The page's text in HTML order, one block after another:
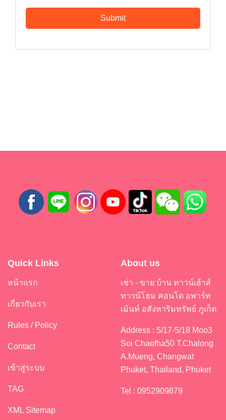
Quick Links
หน้าแรก
เกี่ยวกับเรา
Rules / Policy
Contact
เข้าสู่ระบบ
TAG
XML Sitemap
About us
เช่า - ขาย บ้าน ทาวน์เฮ้าส์
ทาวน์โฮม คอนโด อพาร์ท
เม้นท์ อสังหาริมทรัพย์ ภูเก็ต
Address : 5/17-5/18 Moo3
Soi Chaofha50 T.Chalong
A.Mueng, Changwat
Phuket, Thailand, Phuket
Tel : 0952909879